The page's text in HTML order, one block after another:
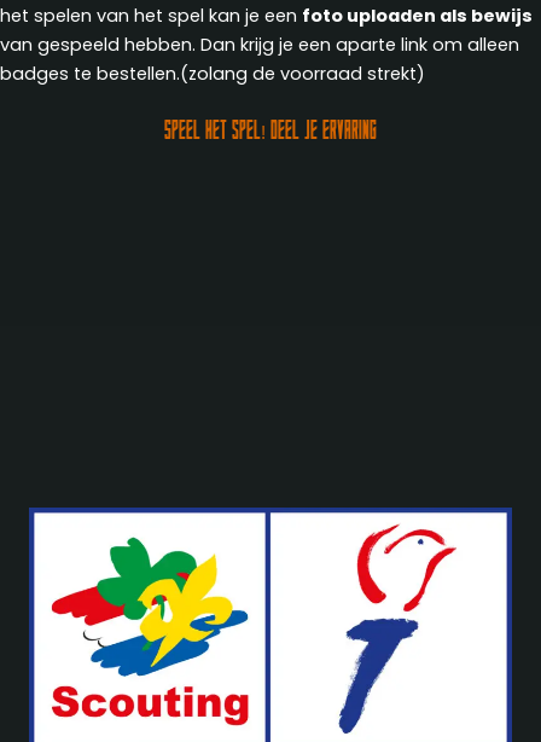
het spelen van het spel kan je een foto uploaden als bewijs
van gespeeld hebben. Dan krijg je een aparte link om alleen
badges te bestellen.(zolang de voorraad strekt)
Speel het spel! deel je ervaring